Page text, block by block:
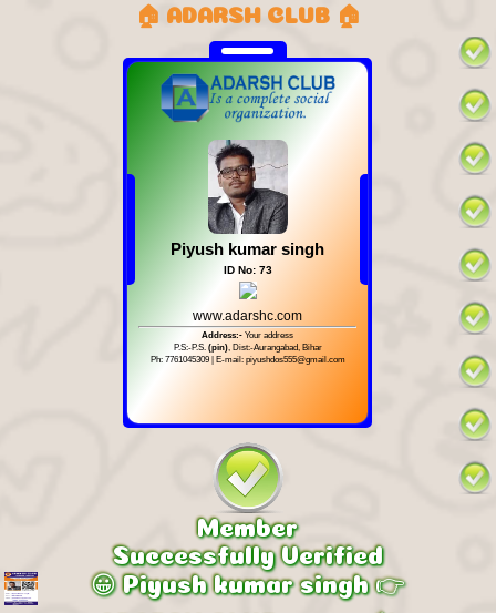
🏠 ADARSH CLUB 🏠
Piyush kumar singh
ID No: 73
www.adarshc.com
Address:-Your address
P.S:-P.S. (pin), Dist:-Aurangabad, Bihar
Ph: 7761045309 | E-mail: piyushdos555@gmail.com
Member
Successfully Verified
😀 Piyush kumar singh 👉